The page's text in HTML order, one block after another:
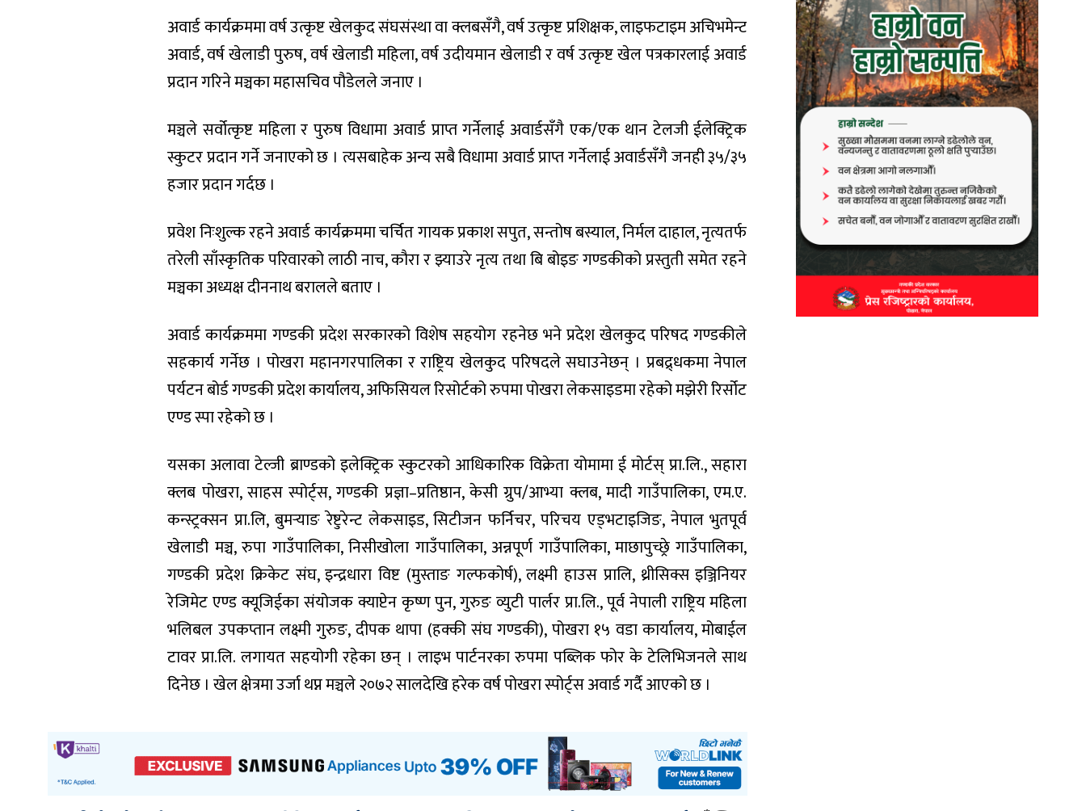
अवार्ड कार्यक्रममा वर्ष उत्कृष्ट खेलकुद संघसंस्था वा क्लबसँगै, वर्ष उत्कृष्ट प्रशिक्षक, लाइफटाइम अचिभमेन्ट
अवार्ड, वर्ष खेलाडी पुरुष, वर्ष खेलाडी महिला, वर्ष उदीयमान खेलाडी र वर्ष उत्कृष्ट खेल पत्रकारलाई अवार्ड
प्रदान गरिने मञ्चका महासचिव पौडेलले जनाए ।
मञ्चले सर्वोत्कृष्ट महिला र पुरुष विधामा अवार्ड प्राप्त गर्नेलाई अवार्डसँगै एक/एक थान टेलजी ईलेक्ट्रिक
स्कुटर प्रदान गर्ने जनाएको छ । त्यसबाहेक अन्य सबै विधामा अवार्ड प्राप्त गर्नेलाई अवार्डसँगै जनही ३५/३५
हजार प्रदान गर्दछ ।
प्रवेश निःशुल्क रहने अवार्ड कार्यक्रममा चर्चित गायक प्रकाश सपुत, सन्तोष बस्याल, निर्मल दाहाल, नृत्यतर्फ
तरेली साँस्कृतिक परिवारको लाठी नाच, कौरा र झ्याउरे नृत्य तथा बि बोइङ गण्डकीको प्रस्तुती समेत रहने
मञ्चका अध्यक्ष दीननाथ बरालले बताए ।
अवार्ड कार्यक्रममा गण्डकी प्रदेश सरकारको विशेष सहयोग रहनेछ भने प्रदेश खेलकुद परिषद गण्डकीले
सहकार्य गर्नेछ । पोखरा महानगरपालिका र राष्ट्रिय खेलकुद परिषदले सघाउनेछन् । प्रबद्र्धकमा नेपाल
पर्यटन बोर्ड गण्डकी प्रदेश कार्यालय, अफिसियल रिसोर्टको रुपमा पोखरा लेकसाइडमा रहेको मझेरी रिर्सोट
एण्ड स्पा रहेको छ ।
यसका अलावा टेल्जी ब्राण्डको इलेक्ट्रिक स्कुटरको आधिकारिक विक्रेता योमामा ई मोर्टस् प्रा.लि., सहारा
क्लब पोखरा, साहस स्पोर्ट्स, गण्डकी प्रज्ञा–प्रतिष्ठान, केसी ग्रुप/आभ्या क्लब, मादी गाउँपालिका, एम.ए.
कन्स्ट्रक्सन प्रा.लि, बुमर्‍याङ रेष्टुरेन्ट लेकसाइड, सिटीजन फर्निचर, परिचय एड्भटाइजिङ, नेपाल भुतपूर्व
खेलाडी मञ्च, रुपा गाउँपालिका, निसीखोला गाउँपालिका, अन्नपूर्ण गाउँपालिका, माछापुच्छ्रे गाउँपालिका,
गण्डकी प्रदेश क्रिकेट संघ, इन्द्रधारा विष्ट (मुस्ताङ गल्फकोर्ष), लक्ष्मी हाउस प्रालि, थ्रीसिक्स इञ्जिनियर
रेजिमेट एण्ड क्यूजिईका संयोजक क्याप्टेन कृष्ण पुन, गुरुङ व्युटी पार्लर प्रा.लि., पूर्व नेपाली राष्ट्रिय महिला
भलिबल उपकप्तान लक्ष्मी गुरुङ, दीपक थापा (हक्की संघ गण्डकी), पोखरा १५ वडा कार्यालय, मोबाईल
टावर प्रा.लि. लगायत सहयोगी रहेका छन् । लाइभ पार्टनरका रुपमा पब्लिक फोर के टेलिभिजनले साथ
दिनेछ । खेल क्षेत्रमा उर्जा थप्न मञ्चले २०७२ सालदेखि हरेक वर्ष पोखरा स्पोर्ट्स अवार्ड गर्दै आएको छ ।